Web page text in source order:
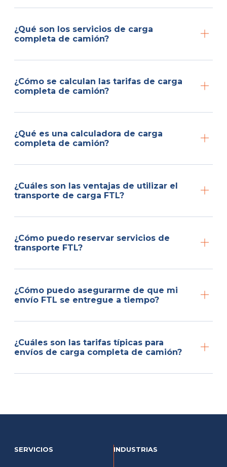
¿Qué son los servicios de carga
completa de camión?
¿Cómo se calculan las tarifas de carga
completa de camión?
¿Qué es una calculadora de carga
completa de camión?
¿Cuáles son las ventajas de utilizar el
transporte de carga FTL?
¿Cómo puedo reservar servicios de
transporte FTL?
¿Cómo puedo asegurarme de que mi
envío FTL se entregue a tiempo?
¿Cuáles son las tarifas típicas para
envíos de carga completa de camión?
SERVICIOS INDUSTRIAS